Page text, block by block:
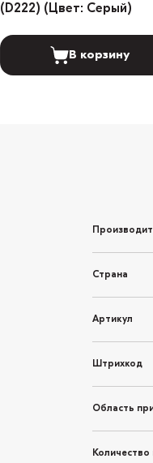
(D222) (Цвет: Серый)
В корзину
Страна
Артикул
Штрихкод
Область